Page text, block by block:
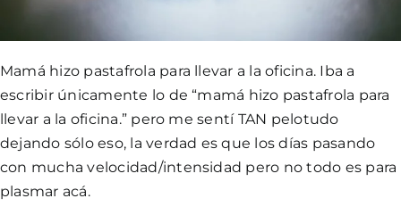
Mamá hizo pastafrola para llevar a la oficina. Iba a
escribir únicamente lo de “mamá hizo pastafrola para
llevar a la oficina.” pero me sentí TAN pelotudo
dejando sólo eso, la verdad es que los días pasando
con mucha velocidad/intensidad pero no todo es para
plasmar acá.